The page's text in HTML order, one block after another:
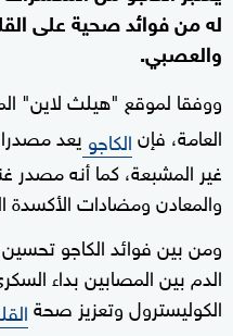
له من فوائد صحية على
والعصبي.
ووفقا لموقع "هيلث لاين"
العامة، فإنالكاجو يعد
غير المشبعة، كما أنه مصدر
والمعادن ومضادات الأكسدة
ومن بين فوائد الكاجو
الدم بين المصابين بداء
الكوليسترول وتعزيز صحة